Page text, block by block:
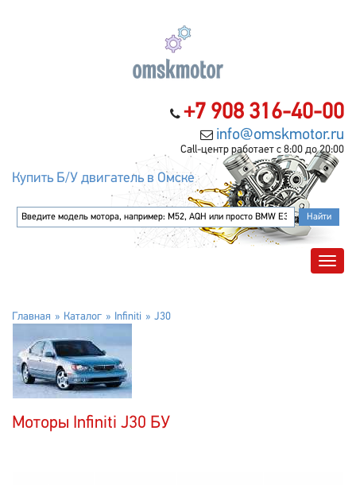
+7 908 316-40-00
info@omskmotor.ru
Call-центр работает с 8:00 до 20:00
Купить Б/У двигатель в Омске
Главная Каталог Infiniti J30
Моторы Infiniti J30 БУ